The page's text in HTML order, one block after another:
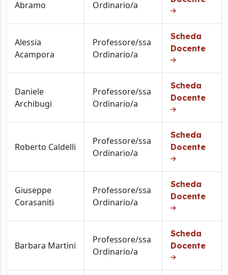
Abramo
Ordinario/a
Alessia
Acampora
Professore/ssa
Ordinario/a
Scheda
Docente
Daniele
Archibugi
Professore/ssa
Ordinario/a
Scheda
Docente
Roberto Caldelli
Professore/ssa
Ordinario/a
Scheda
Docente
Giuseppe
Corasaniti
Professore/ssa
Ordinario/a
Scheda
Docente
Barbara Martini
Professore/ssa
Ordinario/a
Scheda
Docente